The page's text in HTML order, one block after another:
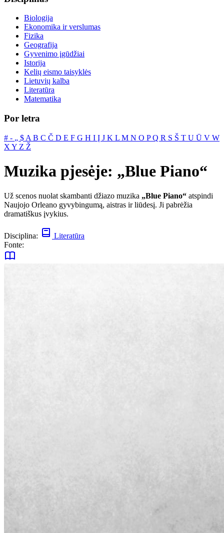
Biologija
Ekonomika ir verslumas
Fizika
Geografija
Gyvenimo įgūdžiai
Istorija
Kelių eismo taisyklės
Lietuvių kalba
Literatūra
Matematika
Por letra
# ‐ „ $ A B C Č D E F G H I Į J K L M N O PQ R S Š T U Ū V W
X Y Z Ž
Muzika pjesėje: „Blue Piano“
Už scenos nuolat skambanti džiazo muzika „Blue Piano“ atspindi
Naujojo Orleano gyvybingumą, aistras ir liūdesį. Ji pabrėžia
dramatiškus įvykius.
Disciplina:
Literatūra
Fonte: